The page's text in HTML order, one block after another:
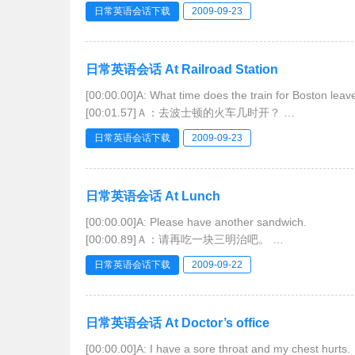
[00:03.37]B:Sorry.Were you trying to sleep?
[00:04.31]Ｂ：对不起。你想睡觉了吗？
日常英语会话下载 2009-09-23
日常英语会话 At Railroad Station
[00:00.00]A: What time does the train for Boston
[00:01.57]Ａ：去波士顿的火车几时开？
[00:03.13]B:9:25 on Track 12.
[00:04.35]Ｂ：9点25分，12轨道。
日常英语会话下载 2009-09-23
日常英语会话 At Lunch
[00:00.00]A: Please have another sandwich.
[00:00.89]Ａ：请再吃一块三明治吧。
[00:01.78]B:Thank you ,but I really can’t eat any more.
[00:02.83]Ｂ：谢谢你，不过我实在吃不下了。
日常英语会话下载 2009-09-22
日常英语会话 At Doctor’s office
[00:00.00]A: I have a sore throat and my chest hurts.